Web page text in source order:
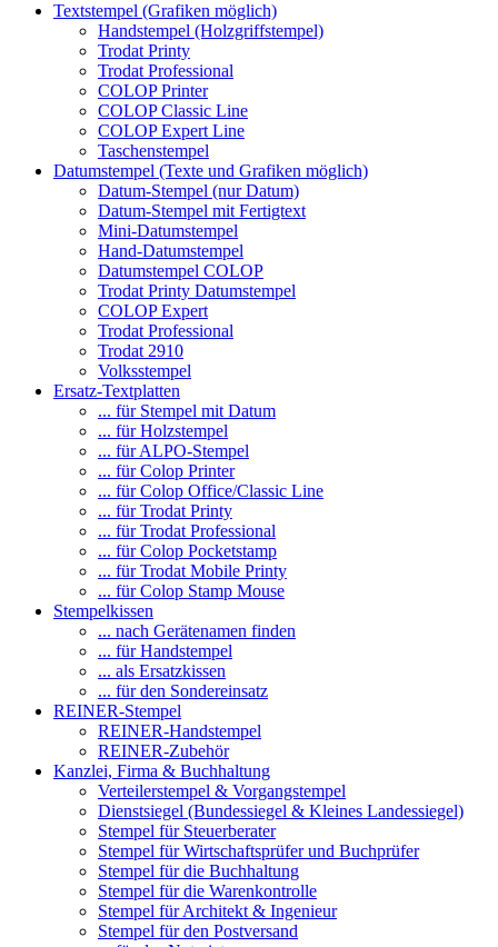
Textstempel (Grafiken möglich)
Handstempel (Holzgriffstempel)
Trodat Printy
Trodat Professional
COLOP Printer
COLOP Classic Line
COLOP Expert Line
Taschenstempel
Datumstempel (Texte und Grafiken möglich)
Datum-Stempel (nur Datum)
Datum-Stempel mit Fertigtext
Mini-Datumstempel
Hand-Datumstempel
Datumstempel COLOP
Trodat Printy Datumstempel
COLOP Expert
Trodat Professional
Trodat 2910
Volksstempel
Ersatz-Textplatten
... für Stempel mit Datum
... für Holzstempel
... für ALPO-Stempel
... für Colop Printer
... für Colop Office/Classic Line
... für Trodat Printy
... für Trodat Professional
... für Colop Pocketstamp
... für Trodat Mobile Printy
... für Colop Stamp Mouse
Stempelkissen
... nach Gerätenamen finden
... für Handstempel
... als Ersatzkissen
... für den Sondereinsatz
REINER-Stempel
REINER-Handstempel
REINER-Zubehör
Kanzlei, Firma & Buchhaltung
Verteilerstempel & Vorgangstempel
Dienstsiegel (Bundessiegel & Kleines Landessiegel)
Stempel für Steuerberater
Stempel für Wirtschaftsprüfer und Buchprüfer
Stempel für die Buchhaltung
Stempel für die Warenkontrolle
Stempel für Architekt & Ingenieur
Stempel für den Postversand